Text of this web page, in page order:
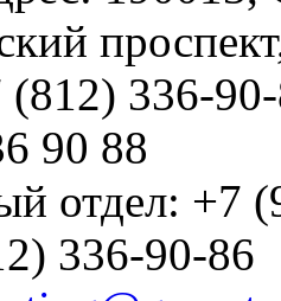
336-
90 88
отдел: +7
336-90-86